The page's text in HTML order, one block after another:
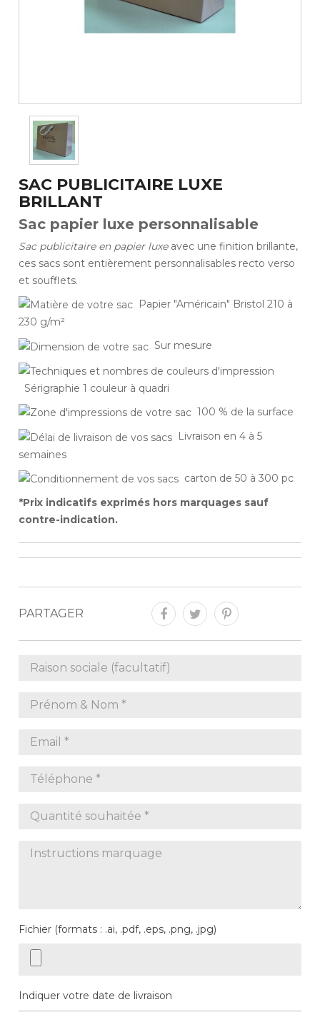
SAC PUBLICITAIRE LUXE
BRILLANT
Sac papier luxe personnalisable
Sac publicitaire en papier luxeavec une finition brillante,
ces sacs sont entièrement personnalisables recto verso
et soufflets.
Papier "Américain" Bristol 210 à
230 g/m²
Sur mesure
Sérigraphie 1 couleur à quadri
100 % de la surface
Livraison en 4 à 5
semaines
carton de 50 à 300 pc
*Prix indicatifs exprimés hors marquages sauf
contre-indication.
PARTAGER
Fichier (formats : .ai, .pdf, .eps, .png, .jpg)
Indiquer votre date de livraison